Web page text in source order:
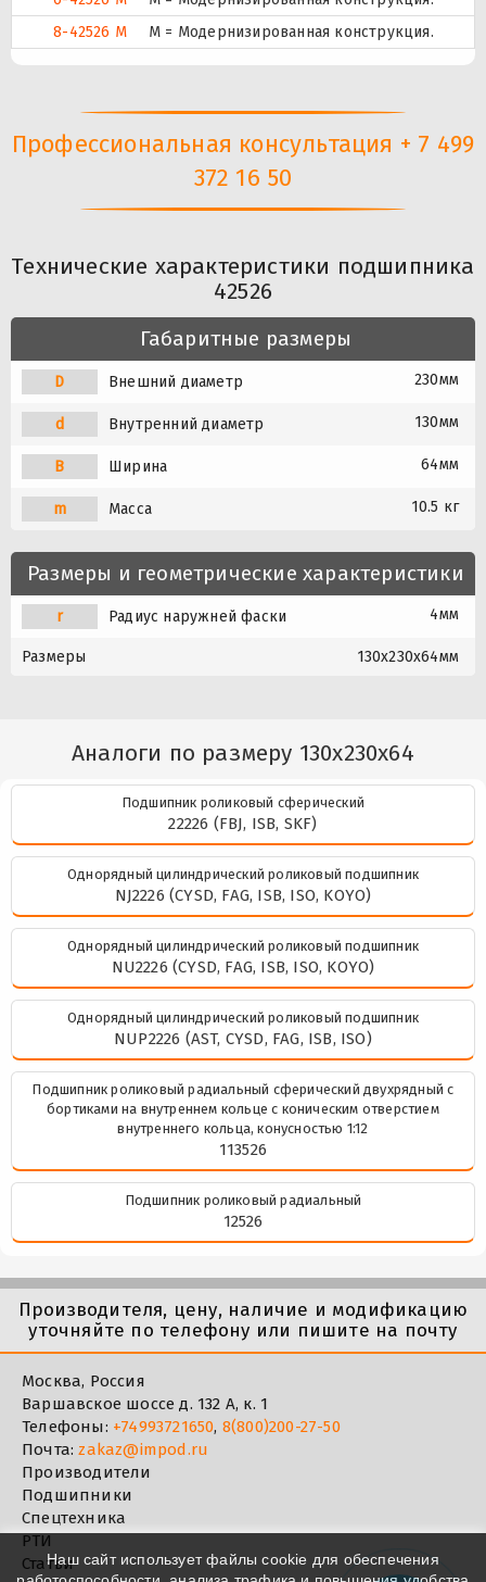
8-42526 М
М = Модернизированная конструкция.
Профессиональная консультация + 7 499
372 16 50
Технические характеристики подшипника
42526
Габаритные размеры
D Внешний диаметр 230мм
d Внутренний диаметр 130мм
B Ширина 64мм
m Масса 10.5 кг
Размеры и геометрические характеристики
r Радиус наружней фаски 4мм
Размеры 130x230x64мм
Аналоги по размеру 130x230x64
Подшипник роликовый сферический
22226 (FBJ, ISB, SKF)
Однорядный цилиндрический роликовый подшипник
NJ2226 (CYSD, FAG, ISB, ISO, KOYO)
Однорядный цилиндрический роликовый подшипник
NU2226 (CYSD, FAG, ISB, ISO, KOYO)
Однорядный цилиндрический роликовый подшипник
NUP2226 (AST, CYSD, FAG, ISB, ISO)
Подшипник роликовый радиальный сферический двухрядный с
бортиками на внутреннем кольце с коническим отверстием
внутреннего кольца, конусностью 1:12
113526
Подшипник роликовый радиальный
12526
Производителя, цену, наличие и модификацию
уточняйте по телефону или пишите на почту
Москва, Россия
Варшавское шоссе д. 132 А, к. 1
Телефоны: +74993721650, 8(800)200-27-50
Почта:zakaz@impod.ru
Производители
Подшипники
Спецтехника
РТИ
СтатьиНаш сайт использует файлы cookie для обеспечения